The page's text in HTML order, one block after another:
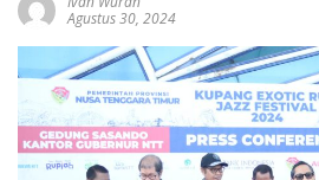
Agustus 30, 2024